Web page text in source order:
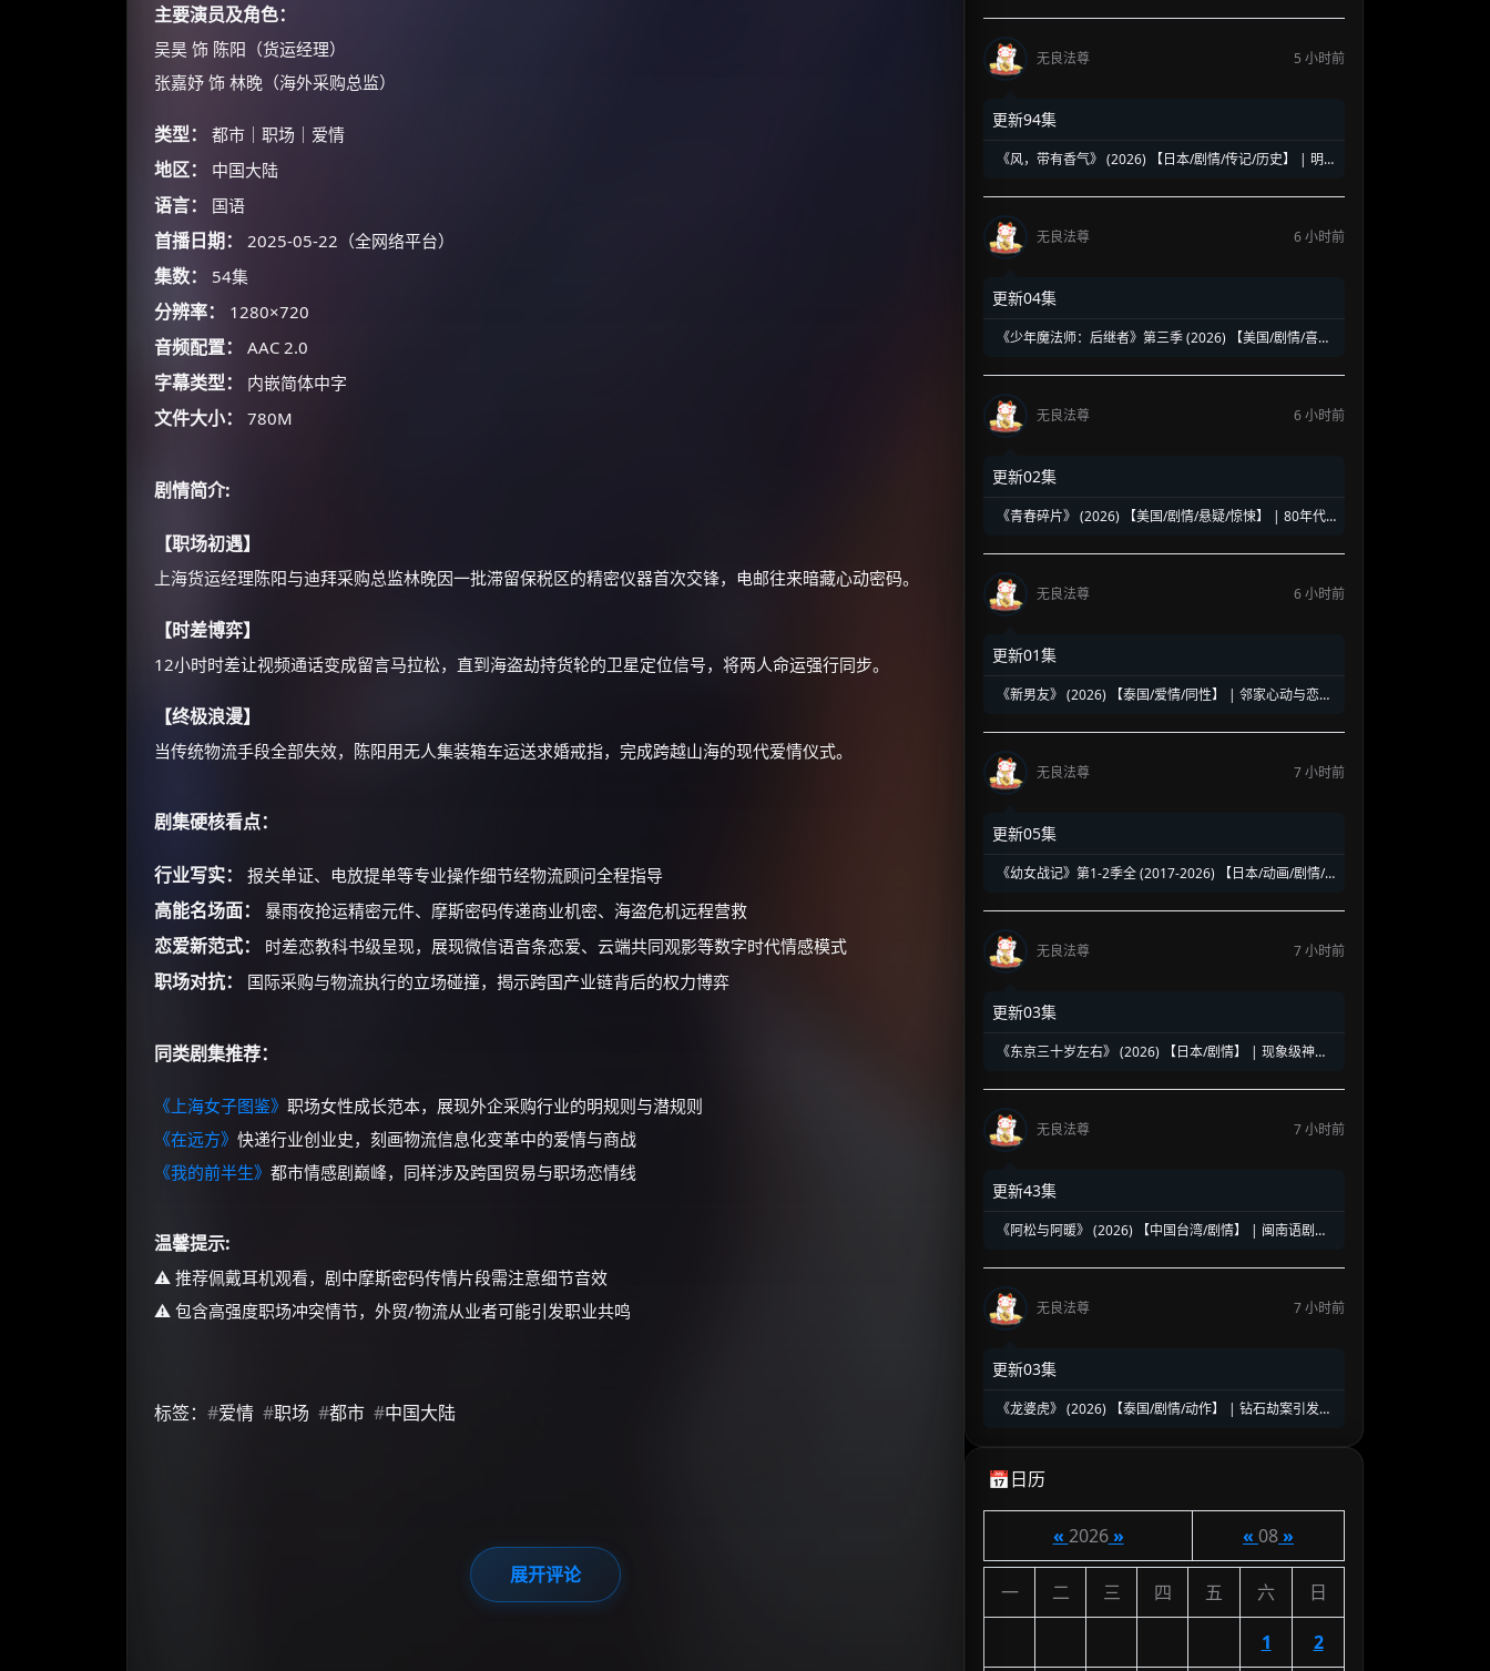
主要演员及角色：
吴昊 饰 陈阳（货运经理）
张嘉妤 饰 林晚（海外采购总监）
类型： 都市｜职场｜爱情
地区： 中国大陆
语言： 国语
首播日期： 2025-05-22（全网络平台）
集数： 54集
分辨率： 1280×720
音频配置： AAC 2.0
字幕类型： 内嵌简体中字
文件大小： 780M
剧情简介:
【职场初遇】
上海货运经理陈阳与迪拜采购总监林晚因一批滞留保税区的精密仪器首次交锋，电邮往来暗藏心动密码。
【时差博弈】
12小时时差让视频通话变成留言马拉松，直到海盗劫持货轮的卫星定位信号，将两人命运强行同步。
【终极浪漫】
当传统物流手段全部失效，陈阳用无人集装箱车运送求婚戒指，完成跨越山海的现代爱情仪式。
剧集硬核看点：
行业写实： 报关单证、电放提单等专业操作细节经物流顾问全程指导
高能名场面： 暴雨夜抢运精密元件、摩斯密码传递商业机密、海盗危机远程营救
恋爱新范式： 时差恋教科书级呈现，展现微信语音条恋爱、云端共同观影等数字时代情感模式
职场对抗： 国际采购与物流执行的立场碰撞，揭示跨国产业链背后的权力博弈
同类剧集推荐：
《上海女子图鉴》 职场女性成长范本，展现外企采购行业的明规则与潜规则
《在远方》 快递行业创业史，刻画物流信息化变革中的爱情与商战
《我的前半生》 都市情感剧巅峰，同样涉及跨国贸易与职场恋情线
温馨提示:
⚠️ 推荐佩戴耳机观看，剧中摩斯密码传情片段需注意细节音效
⚠️ 包含高强度职场冲突情节，外贸/物流从业者可能引发职业共鸣
标签： #爱情 #职场 #都市 #中国大陆
展开评论
无良法尊 5 小时前
更新94集
《风，带有香气》 (2026) 【日本/剧情/传记/历史】 | 明
醒之路
无良法尊
6 小时前
更新04集
《少年魔法师：后继者》第三季 (2026) 【美国/剧情/喜剧/
拯救家族
无良法尊
6 小时前
更新02集
《青春碎片》 (2026) 【美国/剧情/悬疑/惊悚】 | 80年代
无良法尊 6 小时前
更新01集
《新男友》 (2026) 【泰国/爱情/同性】 | 邻家心动与恋爱
无良法尊 7 小时前
更新05集
《幼女战记》第1-2季全 (2017-2026) 【日本/动画/剧情/
异世界神作
无良法尊
7 小时前
更新03集
《东京三十岁左右》 (2026) 【日本/剧情】 | 现象级神剧
无良法尊 7 小时前
更新43集
《阿松与阿暖》 (2026) 【中国台湾/剧情】 | 闽南语剧视
无良法尊 7 小时前
更新03集
《龙婆虎》 (2026) 【泰国/剧情/动作】 | 钻石劫案引发的
📅日历
« 2026» « 08»
一 二 三 四 五 六 日
1 2
☕
你需要的各种会员，都可低价购买！
如夸克12个月送14天 最低75元！
价格有浮动，请直接搜索查最低价！
还有支付宝现金红包、外卖红包、
优惠券、活动红包，每日可领。
☕ 海外大侠？通过 Ko-fi 赐茶